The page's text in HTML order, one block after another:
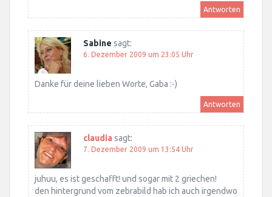
Antworten
Sabine sagt:
6. Dezember 2009 um 23:05 Uhr
Danke für deine lieben Worte, Gaba :-)
Antworten
claudia sagt:
7. Dezember 2009 um 13:54 Uhr
juhuu, es ist geschafft! und sogar mit 2 griechen!
den hintergrund vom zebrabild hab ich auch irgendwo